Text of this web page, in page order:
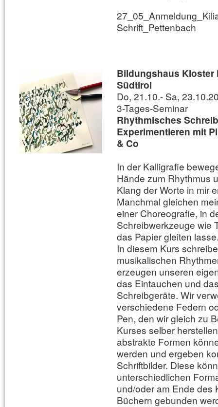
Schrift_Pettenbach
Bildungshaus Kloster
Südtirol
Do, 21.10.- Sa,
3-Tages-Seminar
Rhythmisches
Experimentieren mit
& Co
In der Kalligrafie
Hände zum Rhythmus
Klang der Worte in mir
Manchmal gleichen
einer Choreografie, in
Schreibwerkzeuge wie
das Papier gleiten
In diesem Kurs
musikalischen
erzeugen unseren
das Eintauchen und
Schreibgeräte. Wir
verschiedene Federn
Pen, den wir gleich zu
Kurses selber
abstrakte Formen
werden und ergeben
Schriftbilder. Diese
unterschiedlichen
und/oder am Ende des
Büchern gebunden